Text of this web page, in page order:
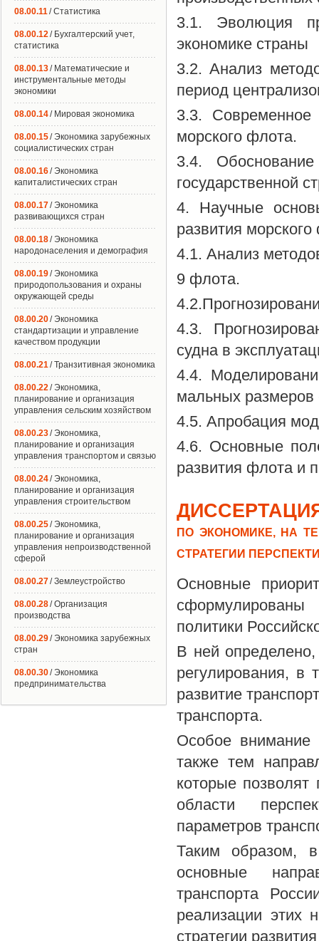
3.1. Эволюция
экономике страны
3.2. Анализ
период
3.3. Современное
морского флота.
3.4.
государственной
4. Научные
развития
4.1. Анализ
9 флота.
4.3.
судна в
4.4.
мальных размеров
4.5. Апробация
4.6. Основные
развития флота и
ПО ЭКОНОМИКЕ, НА
СТРАТЕГИИ
Основные
политики
В ней определено,
регулирования,
развитие
транспорта.
Особое внимание
также тем
которые позволят
области
параметров
Таким образом,
основные
транспорта
реализации этих
стратегии
08.00.11/ Статистика
08.00.12/ Бухгалтерский учет,
статистика
08.00.13/ Математические и
инструментальные методы
экономики
08.00.14/ Мировая экономика
08.00.15/ Экономика зарубежных
социалистических стран
08.00.16/ Экономика
капиталистических стран
08.00.17/ Экономика
развивающихся стран
08.00.18/ Экономика
народонаселения и демография
08.00.19/ Экономика
природопользования и охраны
окружающей среды
08.00.20/ Экономика
стандартизации и управление
качеством продукции
08.00.21/ Транзитивная экономика
08.00.22/ Экономика,
планирование и организация
управления сельским хозяйством
08.00.23/ Экономика,
планирование и организация
управления транспортом и связью
08.00.24/ Экономика,
планирование и организация
управления строительством
08.00.25/ Экономика,
планирование и организация
управления непроизводственной
сферой
08.00.27/ Землеустройство
08.00.28/ Организация
производства
08.00.29/ Экономика зарубежных
стран
08.00.30/ Экономика
предпринимательства